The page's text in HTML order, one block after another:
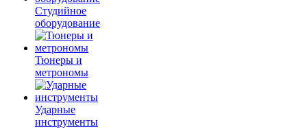
Студийное
оборудование
Тюнеры и
метрономы
Ударные
инструменты